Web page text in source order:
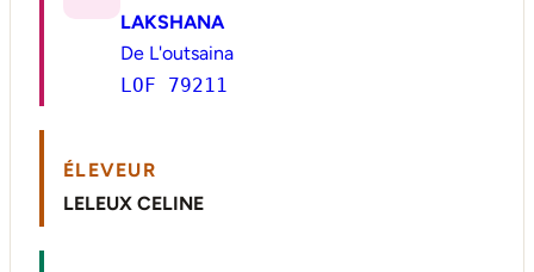
LAKSHANA
De L'outsaina
LOF 79211
ÉLEVEUR
LELEUX CELINE